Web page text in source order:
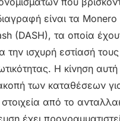
είναι τα Monero
(DASH), τα οποία
την ισχυρή εστίασή
Η κίνηση
των καταθέσεων
από το